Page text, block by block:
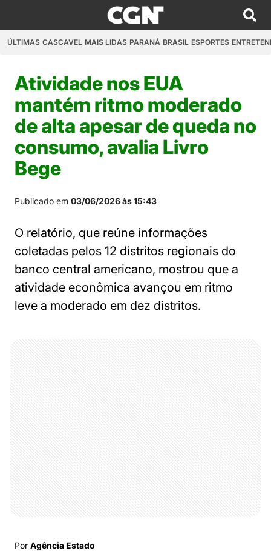
ÚLTIMAS CASCAVEL MAIS LIDAS PARANÁ BRASIL ESPORTES
Atividade nos EUA
mantém ritmo moderado
de alta apesar de queda no
consumo, avalia Livro
Bege
Publicado em 03/06/2026 às 15:43
O relatório, que reúne informações
coletadas pelos 12 distritos regionais do
banco central americano, mostrou que a
atividade econômica avançou em ritmo
leve a moderado em dez distritos.
Por Agência Estado